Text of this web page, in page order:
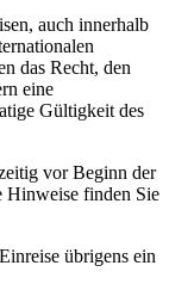
auch innerhalb
das Recht, den
eine
Gültigkeit des
vor Beginn der
Hinweise finden Sie
übrigens ein